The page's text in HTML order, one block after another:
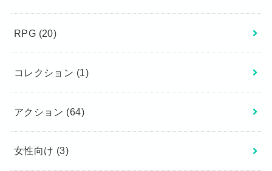
RPG (20)
コレクション (1)
アクション (64)
女性向け (3)